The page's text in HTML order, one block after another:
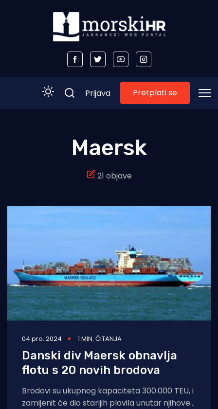
Ribolov
Ekologija
Tradicija i kultura
Prijava Pretplati se
Maersk
21 objave
04 pro. 2024 1 MIN. ČITANJA
Danski div Maersk obnavlja
flotu s 20 novih brodova
Brodovi su ukupnog kapaciteta 300.000 TEU, i
zamijenit će dio starijih plovila unutar njihove